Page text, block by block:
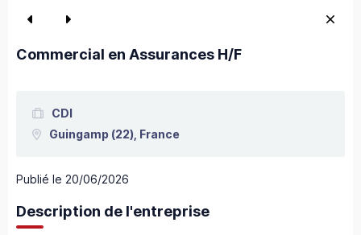
Commercial en Assurances H/F
CDI
Guingamp (22), France
Publié le 20/06/2026
Description de l'entreprise